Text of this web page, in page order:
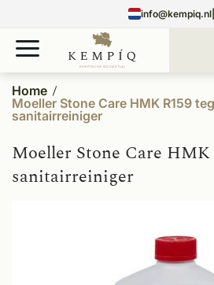
info@kempiq.nl
Home
Moeller Stone Care HMK R159
sanitairreiniger
Moeller Stone Care HMK
sanitairreiniger